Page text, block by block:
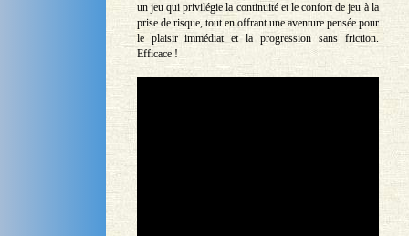
un jeu qui privilégie la continuité et le confort de jeu à la
prise de risque, tout en offrant une aventure pensée pour
le plaisir immédiat et la progression sans friction.
Efficace !